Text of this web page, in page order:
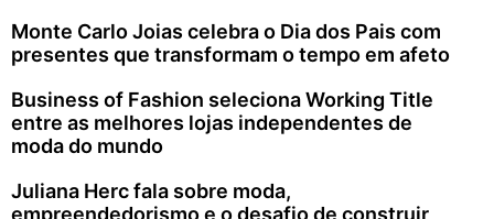
Monte Carlo Joias celebra o Dia dos Pais com
presentes que transformam o tempo em afeto
Business of Fashion seleciona Working Title
entre as melhores lojas independentes de
moda do mundo
Juliana Herc fala sobre moda,
empreendedorismo e o desafio de construir